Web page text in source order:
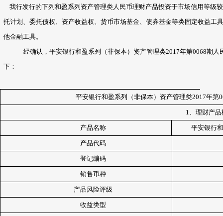
我行发行的下列和盈系列资产管理类人民币理财产品投资于市场信用等级
托计划、委托债权、资产收益权、货币市场基金、债券基金等类固定收益工
他金融工具。
经确认，平安银行和盈系列（非保本）资产管理类2017年第0068期
下：
平安银行和盈系列（非保本）资产管理类2017年第
1、理财产品
产品名称 平安银行
产品代码
登记编码
销售币种
产品风险评级
收益类型